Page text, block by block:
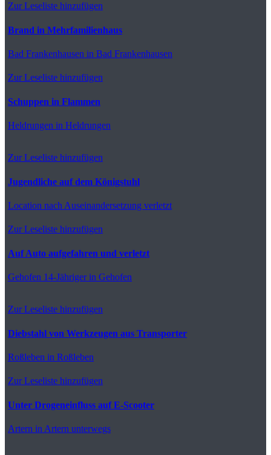
Zur Leseliste hinzufügen
Brand in Mehrfamilienhaus
Bad Frankenhausen in Bad Frankenhausen
Zur Leseliste hinzufügen
Schuppen in Flammen
Heldrungen in Heldrungen
Zur Leseliste hinzufügen
Jugendliche auf dem Königstuhl
Location nach Auseinandersetzung verletzt
Zur Leseliste hinzufügen
Auf Auto aufgefahren und verletzt
Gehofen 14-Jähriger in Gehofen
Zur Leseliste hinzufügen
Diebstahl von Werkzeugen aus Transporter
Roßleben in Roßleben
Zur Leseliste hinzufügen
Unter Drogeneinfluss auf E-Scooter
Artern in Artern unterwegs